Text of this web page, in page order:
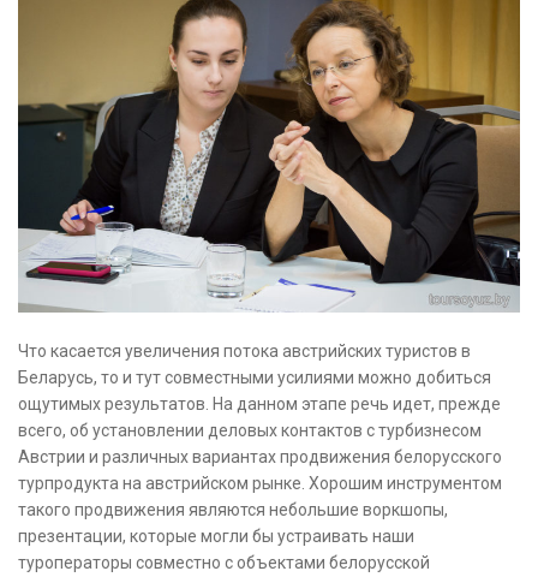
Что касается увеличения потока австрийских туристов в
Беларусь, то и тут совместными усилиями можно добиться
ощутимых результатов. На данном этапе речь идет, прежде
всего, об установлении деловых контактов с турбизнесом
Австрии и различных вариантах продвижения белорусского
турпродукта на австрийском рынке. Хорошим инструментом
такого продвижения являются небольшие воркшопы,
презентации, которые могли бы устраивать наши
туроператоры совместно с объектами белорусской